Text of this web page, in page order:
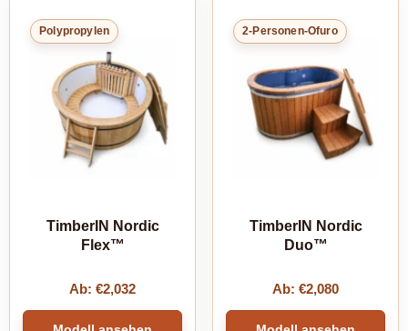
Polypropylen
TimberIN Nordic
Flex™
Ab: €2,032
2-Personen-Ofuro
TimberIN Nordic
Duo™
Ab: €2,080